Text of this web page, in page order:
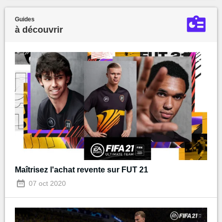
Guides
à découvrir
Maîtrisez l'achat revente sur FUT 21
07 oct 2020